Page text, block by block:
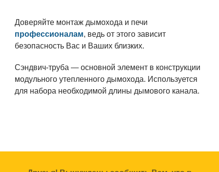
Доверяйте монтаж дымохода и печи
профессионалам, ведь от этого зависит
безопасность Вас и Ваших близких.
Сэндвич-труба — основной элемент в конструкции
модульного утепленного дымохода. Используется
для набора необходимой длины дымового канала.